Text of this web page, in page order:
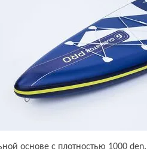
основе с плотностью 1000